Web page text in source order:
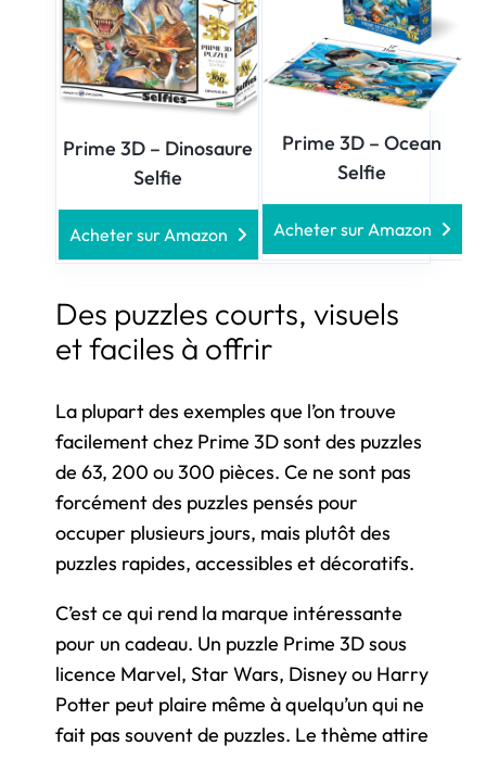
Prime 3D – Dinosaure
Selfie
Acheter sur Amazon
Prime 3D – Ocean
Selfie
Acheter sur Amazon
Des puzzles courts, visuels
et faciles à offrir
La plupart des exemples que l’on trouve
facilement chez Prime 3D sont des puzzles
de 63, 200 ou 300 pièces. Ce ne sont pas
forcément des puzzles pensés pour
occuper plusieurs jours, mais plutôt des
puzzles rapides, accessibles et décoratifs.
C’est ce qui rend la marque intéressante
pour un cadeau. Un puzzle Prime 3D sous
licence Marvel, Star Wars, Disney ou Harry
Potter peut plaire même à quelqu’un qui ne
fait pas souvent de puzzles. Le thème attire